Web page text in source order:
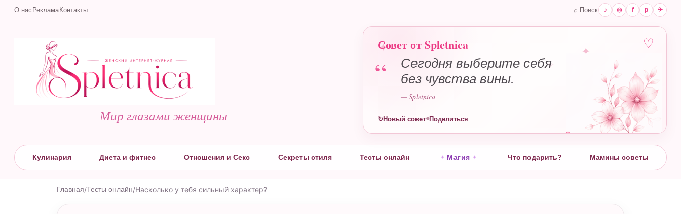
О нас РекламаКонтакты ⌕ Поиск ♪ ◎ f p ✈
Мир глазами женщины
✧
♡
Совет от Spletnica
“
Сегодня выберите себя
без чувства вины.
— Spletnica
↻ Новый совет⌯Поделиться
Кулинария Диета и фитнес Отношения и Секс Секреты стиля Тесты онлайн Магия Что подарить? Мамины советы
Главная/Тесты онлайн/Насколько у тебя сильный характер?